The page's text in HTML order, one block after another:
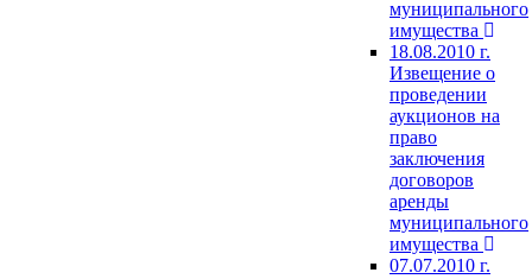
муниципального
имущества
18.08.2010 г.
Извещение о
проведении
аукционов на
право
заключения
договоров
аренды
муниципального
имущества
07.07.2010 г.